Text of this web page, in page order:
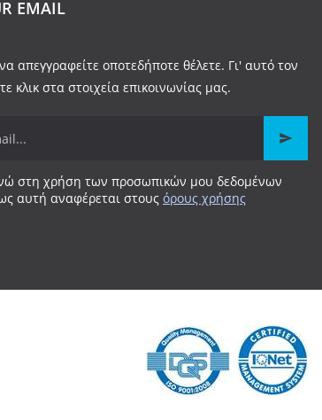
EMAIL
απεγγραφείτε οποτεδήποτε θέλετε. Γι' αυτό τον
κλικ στα στοιχεία επικοινωνίας μας.
στη χρήση των προσωπικών μου δεδομένων
αυτή αναφέρεται στους όρους χρήσης